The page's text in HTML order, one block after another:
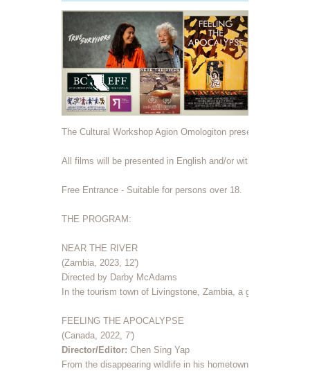
The Cultural Workshop Agion Omologiton presents the very
All films will be presented in English and/or with English
Free Entrance - Suitable for persons over 18.
THE PROGRAM:
NEAR THE RIVER
(Zambia, 2023, 12')
Directed by Darby McAdams
In the tourism town of Livingstone, Zambia, a group of local
FEELING THE APOCALYPSE
Director/Editor: Chen Sing Yap
From the disappearing wildlife in his hometown Owen